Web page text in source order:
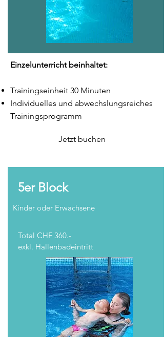
Einzelunterricht beinhaltet:
Trainingseinheit 30 Minuten
Individuelles und abwechslungsreiches
Trainingsprogramm
Jetzt buchen
5er Block
Kinder oder Erwachsene
Total CHF 360.-
exkl. Hallenbadeintritt